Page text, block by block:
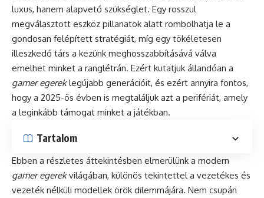
luxus, hanem alapvető szükséglet. Egy rosszul
megválasztott eszköz pillanatok alatt rombolhatja le a
gondosan felépített stratégiát, míg egy tökéletesen
illeszkedő társ a kezünk meghosszabbításává válva
emelhet minket a ranglétrán. Ezért kutatjuk állandóan a
gamer egereklegújabb generációit, és ezért annyira fontos,
hogy a 2025-ös évben is megtaláljuk azt a perifériát, amely
a leginkább támogat minket a játékban.
Tartalom
Ebben a részletes áttekintésben elmerülünk a modern
gamer egerekvilágában, különös tekintettel a vezetékes és
vezeték nélküli modellek örök dilemmájára. Nem csupán